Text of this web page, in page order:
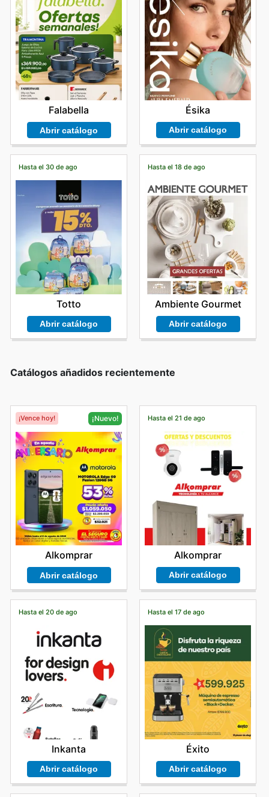
Falabella
Abrir catálogo
Ésika
Abrir catálogo
Hasta el 30 de ago
Totto
Abrir catálogo
Hasta el 18 de ago
Ambiente Gourmet
Abrir catálogo
Catálogos añadidos recientemente
¡Vence hoy! ¡Nuevo!
Alkomprar
Abrir catálogo
Hasta el 21 de ago
Alkomprar
Abrir catálogo
Hasta el 20 de ago
Inkanta
Abrir catálogo
Hasta el 17 de ago
Éxito
Abrir catálogo